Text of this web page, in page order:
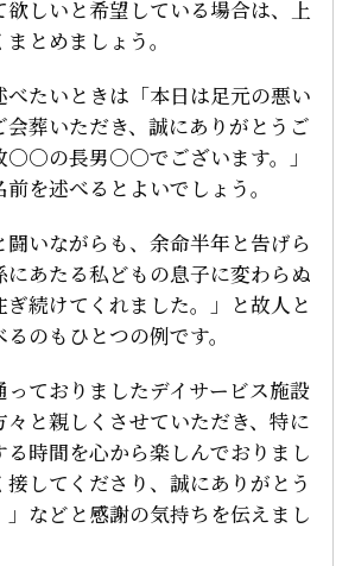
欲しいと希望している場合は、上
とめましょう。
べたいときは「本日は足元の悪い
会葬いただき、誠にありがとうご
〇の長男〇〇でございます。」
を述べるとよいでしょう。
闘いながらも、余命半年と告げら
あたる私どもの息子に変わらぬ
続けてくれました。」と故人と
のもひとつの例です。
ておりましたデイサービス施設
と親しくさせていただき、特に
時間を心から楽しんでおりまし
してくださり、誠にありがとう
」などと感謝の気持ちを伝えまし